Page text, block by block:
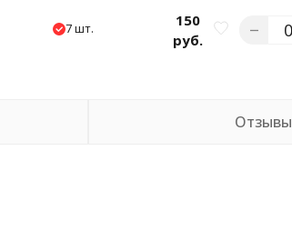
7 шт.
150
руб.
Отзывы